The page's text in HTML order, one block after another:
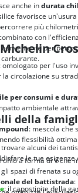
anche indurata
favorisce
più
con
per
: omologato per l'uso
circolazione su
per consumi e
ambientale
: mescola che
flessibilità
a forma di V che
spazi di frenata su
del battistrada:
della
alcuni dei
le tue esigenze
: il capostipite della